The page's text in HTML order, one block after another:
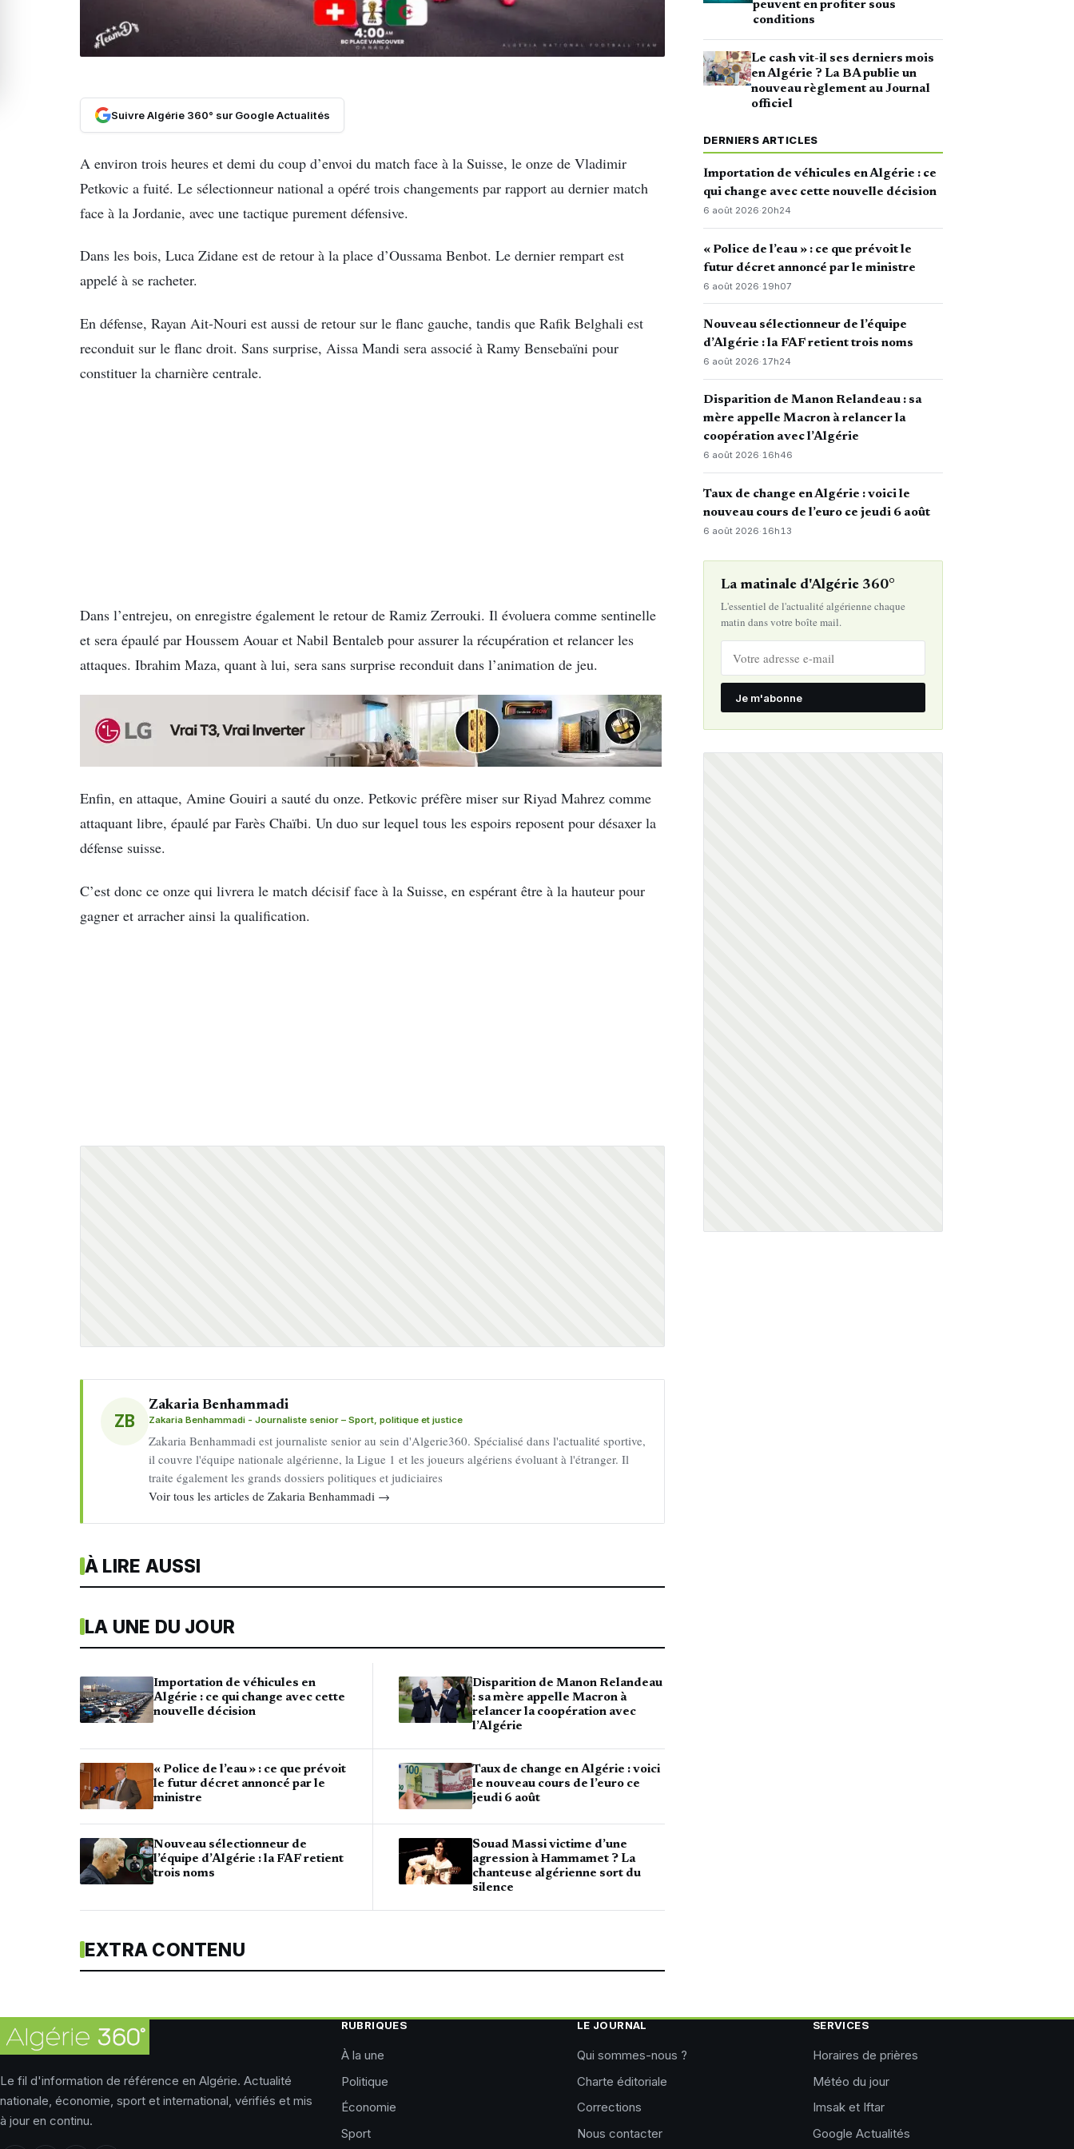
Suivre Algérie 360° sur Google Actualités
A environ trois heures et demi du coup d’envoi du match face à la Suisse, le onze de Vladimir
Petkovic a fuité. Le sélectionneur national a opéré trois changements par rapport au dernier match
face à la Jordanie, avec une tactique purement défensive.
Dans les bois, Luca Zidane est de retour à la place d’Oussama Benbot. Le dernier rempart est
appelé à se racheter.
En défense, Rayan Ait-Nouri est aussi de retour sur le flanc gauche, tandis que Rafik Belghali est
reconduit sur le flanc droit. Sans surprise, Aissa Mandi sera associé à Ramy Bensebaïni pour
constituer la charnière centrale.
Dans l’entrejeu, on enregistre également le retour de Ramiz Zerrouki. Il évoluera comme sentinelle
et sera épaulé par Houssem Aouar et Nabil Bentaleb pour assurer la récupération et relancer les
attaques. Ibrahim Maza, quant à lui, sera sans surprise reconduit dans l’animation de jeu.
Enfin, en attaque, Amine Gouiri a sauté du onze. Petkovic préfère miser sur Riyad Mahrez comme
attaquant libre, épaulé par Farès Chaïbi. Un duo sur lequel tous les espoirs reposent pour désaxer la
défense suisse.
C’est donc ce onze qui livrera le match décisif face à la Suisse, en espérant être à la hauteur pour
gagner et arracher ainsi la qualification.
ZB
Zakaria Benhammadi
Zakaria Benhammadi - Journaliste senior – Sport, politique et justice
Zakaria Benhammadi est journaliste senior au sein d'Algerie360. Spécialisé dans l'actualité sportive,
il couvre l'équipe nationale algérienne, la Ligue 1 et les joueurs algériens évoluant à l'étranger. Il
traite également les grands dossiers politiques et judiciaires
Voir tous les articles de Zakaria Benhammadi →
À LIRE AUSSI
LA UNE DU JOUR
Importation de véhicules en
Algérie : ce qui change avec cette
nouvelle décision
« Police de l’eau » : ce que prévoit
le futur décret annoncé par le
ministre
Nouveau sélectionneur de
l’équipe d’Algérie : la FAF retient
trois noms
Disparition de Manon Relandeau
: sa mère appelle Macron à
relancer la coopération avec
l’Algérie
Taux de change en Algérie : voici
le nouveau cours de l’euro ce
jeudi 6 août
Souad Massi victime d’une
agression à Hammamet ? La
chanteuse algérienne sort du
silence
EXTRA CONTENU
peuvent en profiter sous
conditions
Le cash vit-il ses derniers mois
en Algérie ? La BA publie un
nouveau règlement au Journal
officiel
DERNIERS ARTICLES
Importation de véhicules en Algérie : ce
qui change avec cette nouvelle décision
6 août 2026·20h24
« Police de l’eau » : ce que prévoit le
futur décret annoncé par le ministre
6 août 2026· 19h07
Nouveau sélectionneur de l’équipe
d’Algérie : la FAF retient trois noms
6 août 2026·17h24
Disparition de Manon Relandeau : sa
mère appelle Macron à relancer la
coopération avec l’Algérie
6 août 2026·16h46
Taux de change en Algérie : voici le
nouveau cours de l’euro ce jeudi 6 août
6 août 2026· 16h13
La matinale d'Algérie 360°
L'essentiel de l'actualité algérienne chaque
matin dans votre boîte mail.
Je m'abonne
Le fil d'information de référence en Algérie. Actualité
nationale, économie, sport et international, vérifiés et mis
à jour en continu.
RUBRIQUES
À la une
Politique
Économie
Sport
LE JOURNAL
Qui sommes-nous ?
Charte éditoriale
Corrections
Nous contacter
SERVICES
Horaires de prières
Météo du jour
Imsak et Iftar
Google Actualités